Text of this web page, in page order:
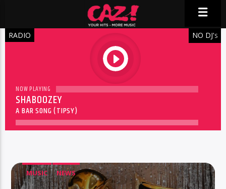
RADIO
play
NO DJ'S
NOW PLAYING
SHABOOZEY
A BAR SONG (TIPSY)
MUSIC NEWS